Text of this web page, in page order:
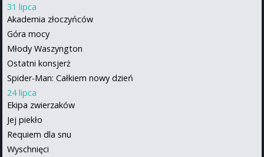
31 lipca
Akademia złoczyńców
Góra mocy
Młody Waszyngton
Ostatni konsjerż
Spider-Man: Całkiem nowy dzień
24 lipca
Ekipa zwierzaków
Jej piekło
Requiem dla snu
Wyschnięci